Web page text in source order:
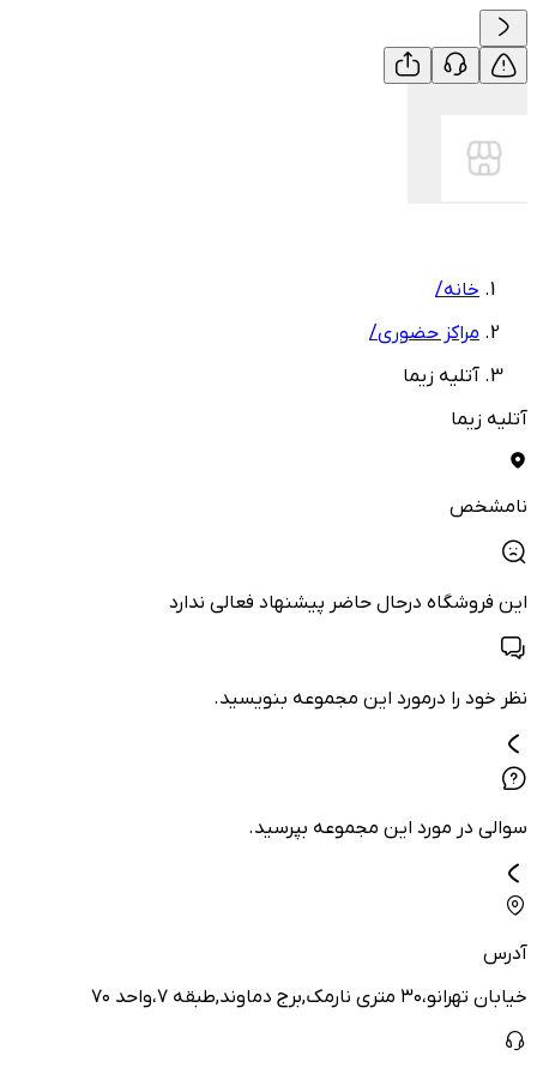
خانه/
مراکز حضوری/
آتلیه زیما
آتلیه زیما
نامشخص
این فروشگاه درحال حاضر پیشنهاد فعالی ندارد
نظر خود را درمورد این مجموعه بنویسید.
سوالی در مورد این مجموعه بپرسید.
آدرس
خیابان تهرانو،۳۰ متری نارمک,برج دماوند,طبقه ۷،واحد ۷۰